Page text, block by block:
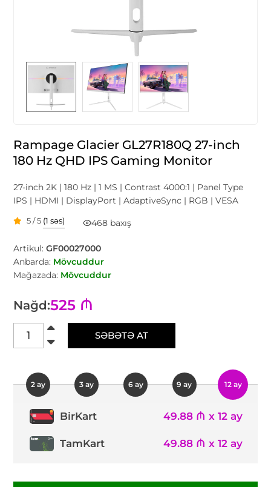
Rampage Glacier GL27R180Q 27-inch
180 Hz QHD IPS Gaming Monitor
27-inch 2K | 180 Hz | 1 MS | Contrast 4000:1 | Panel Type
IPS | HDMI | DisplayPort | AdaptiveSync | RGB | VESA
5 / 5 (1 səs) 468 baxış
Artikul:GF00027000
Anbarda: Mövcuddur
Mağazada: Mövcuddur
Nağd:525 ₼
SƏBƏTƏ AT
2 ay 3 ay 6 ay 9 ay 12 ay
BirKart 49.88 ₼ x 12 ay
TamKart 49.88 ₼ x 12 ay